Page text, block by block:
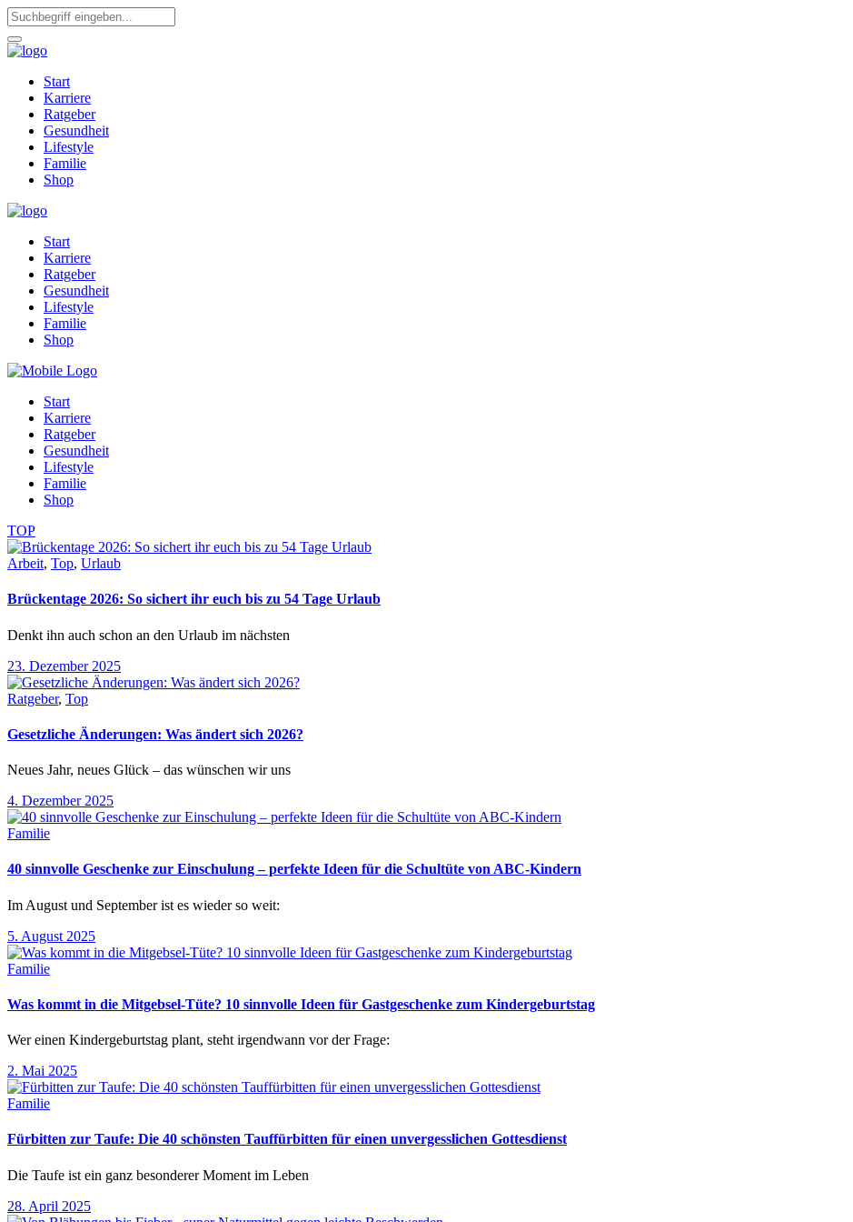
Start
Karriere
Ratgeber
Gesundheit
Lifestyle
Familie
Shop
Start
Karriere
Ratgeber
Gesundheit
Lifestyle
Familie
Shop
Start
Karriere
Ratgeber
Gesundheit
Lifestyle
Familie
Shop
TOP
Arbeit, Top, Urlaub
Brückentage 2026: So sichert ihr euch bis zu 54 Tage Urlaub
Denkt ihn auch schon an den Urlaub im nächsten
23. Dezember 2025
Ratgeber, Top
Gesetzliche Änderungen: Was ändert sich 2026?
Neues Jahr, neues Glück – das wünschen wir uns
4. Dezember 2025
Familie
40 sinnvolle Geschenke zur Einschulung – perfekte Ideen für die Schultüte von ABC-Kindern
Im August und September ist es wieder so weit:
5. August 2025
Familie
Was kommt in die Mitgebsel-Tüte? 10 sinnvolle Ideen für Gastgeschenke zum Kindergeburtstag
Wer einen Kindergeburtstag plant, steht irgendwann vor der Frage:
2. Mai 2025
Familie
Fürbitten zur Taufe: Die 40 schönsten Tauffürbitten für einen unvergesslichen Gottesdienst
Die Taufe ist ein ganz besonderer Moment im Leben
28. April 2025